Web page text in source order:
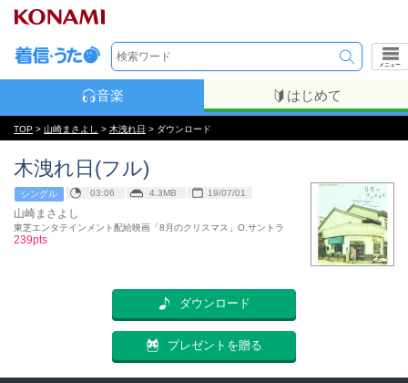
メニュー
音楽 はじめて
TOP > 山崎まさよし > 木洩れ日 > ダウンロード
木洩れ日(フル)
シングル 03:06 4.3MB 19/07/01
山崎まさよし
東芝エンタテインメント配給映画「8月のクリスマス」O.サントラ
239pts
ダウンロード
プレゼントを贈る